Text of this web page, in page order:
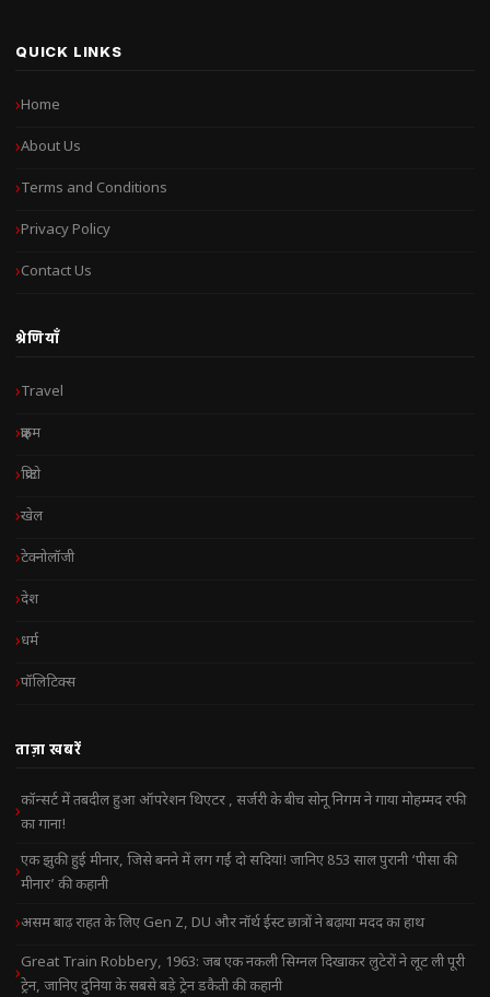
QUICK LINKS
Home
About Us
Terms and Conditions
Privacy Policy
Contact Us
श्रेणियाँ
Travel
क्राइम
क्रिप्टो
खेल
टेक्नोलॉजी
देश
धर्म
पॉलिटिक्स
ताज़ा खबरें
कॉन्सर्ट में तबदील हुआ ऑपरेशन थिएटर , सर्जरी के बीच सोनू निगम ने गाया मोहम्मद रफी
का गाना!
एक झुकी हुई मीनार, जिसे बनने में लग गईं दो सदियां! जानिए 853 साल पुरानी ‘पीसा की
मीनार’ की कहानी
असम बाढ़ राहत के लिए Gen Z, DU और नॉर्थ ईस्ट छात्रों ने बढ़ाया मदद का हाथ
Great Train Robbery, 1963: जब एक नकली सिग्नल दिखाकर लुटेरों ने लूट ली पूरी
ट्रेन, जानिए दुनिया के सबसे बड़े ट्रेन डकैती की कहानी